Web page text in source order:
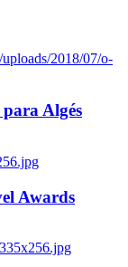
2018/07/o-
Algés
Awards